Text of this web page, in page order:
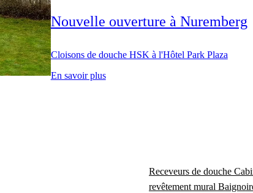
Nouvelle ouverture à Nuremberg
Cloisons de douche HSK à l'Hôtel Park Plaza
En savoir plus
Receveurs de douche
revêtement mural